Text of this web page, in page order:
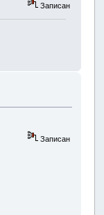
Записан
Записан